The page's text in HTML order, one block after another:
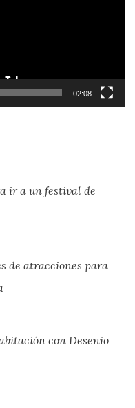
02:08
ir a un festival de
de atracciones para
con Desenio